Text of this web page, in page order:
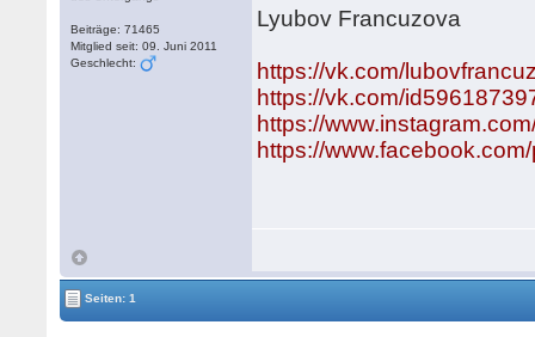
Beiträge: 71465
Mitglied seit: 09. Juni 2011
Geschlecht:
Lyubov Francuzova
https://vk.com/
https://vk.com/
https://
https://
Seiten: 1